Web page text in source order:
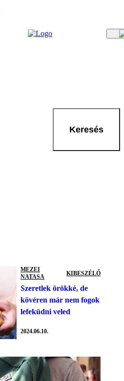
Keresés
MEZEI
NATASA
KIBESZÉLŐ
Szeretlek örökké, de
kövéren már nem fogok
lefeküdni veled
2024.06.10.